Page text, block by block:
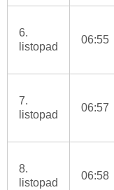
6.
listopad
06:55
7.
listopad
06:57
8.
listopad
06:58